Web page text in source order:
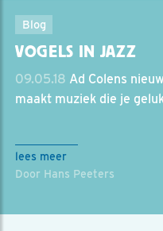
Blog
VOGELS IN JAZZ
09.05.18 Ad Colens
maakt muziek die je
lees meer
Door Hans Peeters